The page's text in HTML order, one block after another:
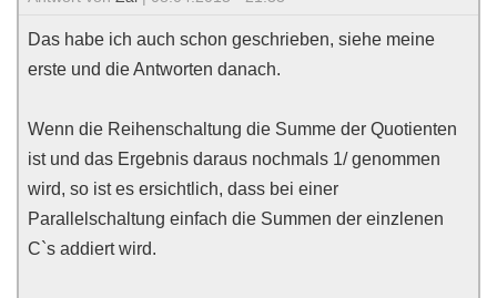
Das habe ich auch schon geschrieben, siehe meine
erste und die Antworten danach.
Wenn die Reihenschaltung die Summe der Quotienten
ist und das Ergebnis daraus nochmals 1/ genommen
wird, so ist es ersichtlich, dass bei einer
Parallelschaltung einfach die Summen der einzlenen
C`s addiert wird.